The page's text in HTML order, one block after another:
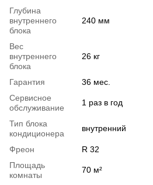
Глубина
внутреннего
блока
240 мм
Вес
внутреннего
блока
26 кг
Гарантия
36 мес.
Сервисное
обслуживание
1 раз в год
Тип блока
кондиционера
внутренний
Фреон
R 32
Площадь
комнаты
70 м²